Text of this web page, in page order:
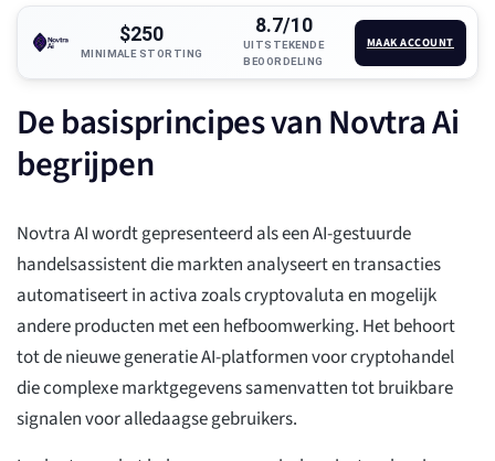
$250
MINIMALE STORTING
8.7/10
UITSTEKENDE
BEOORDELING
MAAK ACCOUNT
De basisprincipes van Novtra Ai
begrijpen
Novtra AI wordt gepresenteerd als een AI-gestuurde
handelsassistent die markten analyseert en transacties
automatiseert in activa zoals cryptovaluta en mogelijk
andere producten met een hefboomwerking. Het behoort
tot de nieuwe generatie AI-platformen voor cryptohandel
die complexe marktgegevens samenvatten tot bruikbare
signalen voor alledaagse gebruikers.